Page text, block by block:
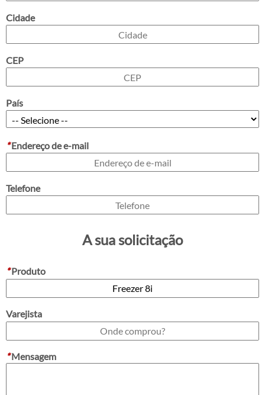
Cidade
CEP
País
*Endereço de e-mail
Telefone
A sua solicitação
*Produto
Varejista
*Mensagem